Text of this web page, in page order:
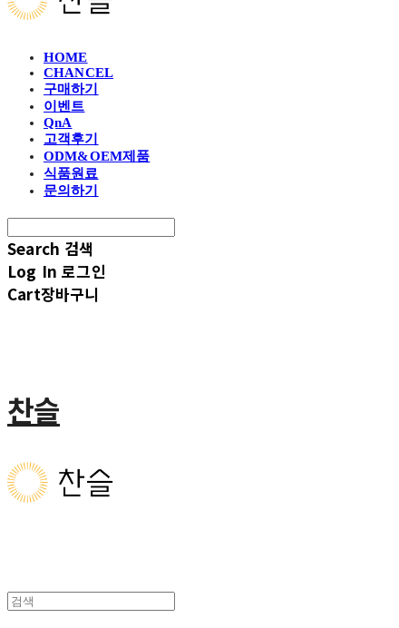
HOME
CHANCEL
구매하기
이벤트
QnA
고객후기
ODM&OEM제품
식품원료
문의하기
Search 검색
Log In 로그인
Cart장바구니
찬슬